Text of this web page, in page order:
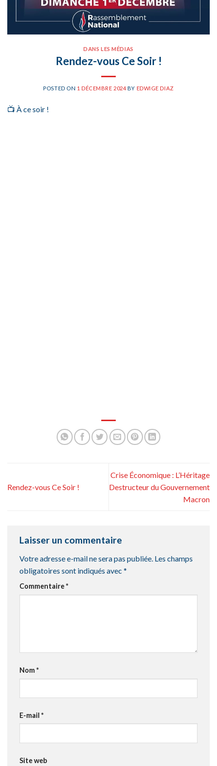
DANS LES MÉDIAS
Rendez-vous Ce Soir !
POSTED ON 1 DÉCEMBRE 2024 BY EDWIGE DIAZ
📺 À ce soir !
Rendez-vous Ce Soir !
Crise Économique : L’Héritage
Destructeur du Gouvernement
Macron
Laisser un commentaire
Votre adresse e-mail ne sera pas publiée. Les champs
obligatoires sont indiqués avec *
Commentaire*
Nom*
E-mail *
Site web